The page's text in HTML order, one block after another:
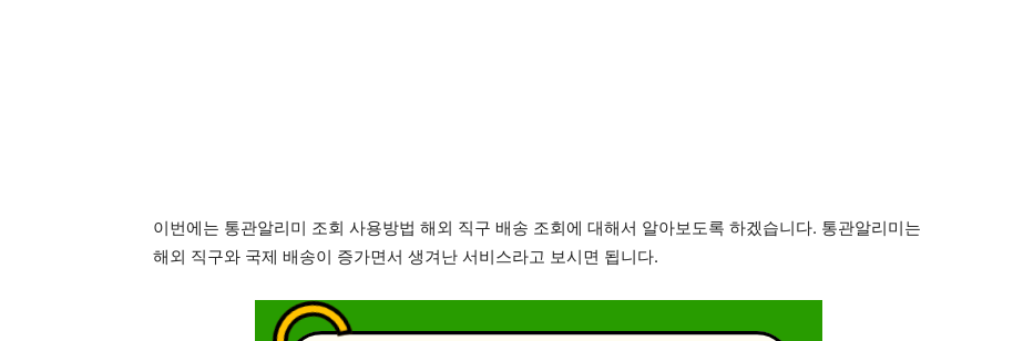
이번에는 통관알리미 조회 사용방법 해외 직구 배송 조회에 대해서 알아보도록 하겠습니다. 통관알리미는
해외 직구와 국제 배송이 증가면서 생겨난 서비스라고 보시면 됩니다.